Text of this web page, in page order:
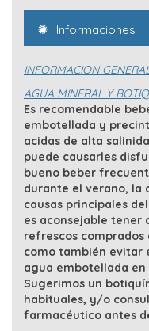
Informaciones
INFORMACION
AGUA MINERAL Y
Es recomendable
embotellada y
acidas de alta
puede causarles
bueno beber
durante el verano, la
causas principales
es aconsejable tener
refrescos comprados
como también evitar
agua embotellada
Sugerimos un
habituales, y/o
farmacéutico antes